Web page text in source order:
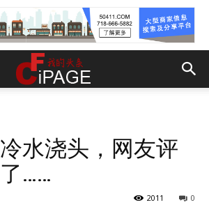
水浇头，网友评
……
0
2011